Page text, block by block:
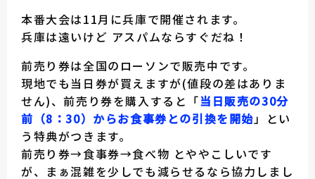
本番大会は11月に兵庫で開催されます。
兵庫は遠いけど アスパムならすぐだね！
前売り券は全国のローソンで販売中です。
現地でも当日券が買えますが(値段の差はありま
せん)、前売り券を購入すると「当日販売の30分
前（8：30）からお食事券との引換を開始」とい
う特典がつきます。
前売り券→食事券→食べ物 とややこしいです
が、まぁ混雑を少しでも減らせるなら協力しまし